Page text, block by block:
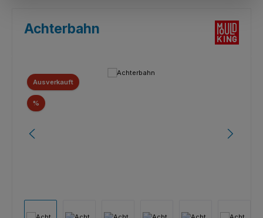
Achterbahn
Ausverkauft
% Rabatt